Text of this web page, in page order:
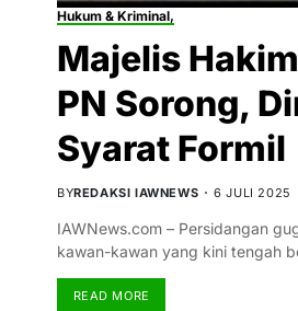
Hukum & Kriminal,
Majelis
PN Sorong,
Syarat Formil
BYREDAKSI IAWNEWS 6 JULI 2025
IAWNews.com – Persidangan
kawan-kawan yang kini tengah
READ MORE